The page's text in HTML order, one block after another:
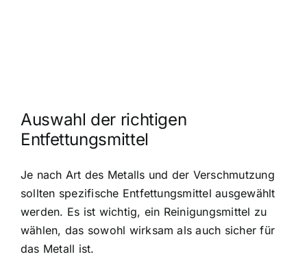
Auswahl der richtigen
Entfettungsmittel
Je nach Art des Metalls und der Verschmutzung
sollten spezifische Entfettungsmittel ausgewählt
werden. Es ist wichtig, ein Reinigungsmittel zu
wählen, das sowohl wirksam als auch sicher für
das Metall ist.